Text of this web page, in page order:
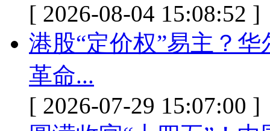
[ 2026-08-04 15:08:52 ]
港股“定价权”易主？
革命...
[ 2026-07-29 15:07:00 ]